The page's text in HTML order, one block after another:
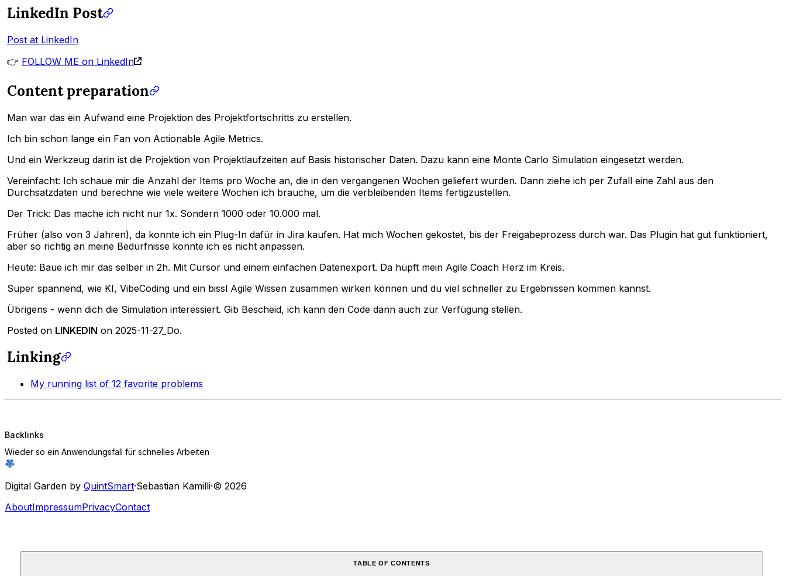
LinkedIn Post
Post at LinkedIn
👉 FOLLOW ME on LinkedIn
Content preparation
Man war das ein Aufwand eine Projektion des Projektfortschritts zu erstellen.
Ich bin schon lange ein Fan von Actionable Agile Metrics.
Und ein Werkzeug darin ist die Projektion von Projektlaufzeiten auf Basis historischer Daten. Dazu kann eine Monte Carlo Simulation eingesetzt werden.
Vereinfacht: Ich schaue mir die Anzahl der Items pro Woche an, die in den vergangenen Wochen geliefert wurden. Dann ziehe ich per Zufall eine Zahl aus den
Durchsatzdaten und berechne wie viele weitere Wochen ich brauche, um die verbleibenden Items fertigzustellen.
Der Trick: Das mache ich nicht nur 1x. Sondern 1000 oder 10.000 mal.
Früher (also von 3 Jahren), da konnte ich ein Plug-In dafür in Jira kaufen. Hat mich Wochen gekostet, bis der Freigabeprozess durch war. Das Plugin hat gut funktioniert,
aber so richtig an meine Bedürfnisse konnte ich es nicht anpassen.
Heute: Baue ich mir das selber in 2h. Mit Cursor und einem einfachen Datenexport. Da hüpft mein Agile Coach Herz im Kreis.
Super spannend, wie KI, VibeCoding und ein bissl Agile Wissen zusammen wirken können und du viel schneller zu Ergebnissen kommen kannst.
Übrigens - wenn dich die Simulation interessiert. Gib Bescheid, ich kann den Code dann auch zur Verfügung stellen.
Posted on LINKEDIN on 2025-11-27_Do.
Linking
My running list of 12 favorite problems
Backlinks
Wieder so ein Anwendungsfall für schnelles Arbeiten
Digital Garden by QuintSmart·Sebastian Kamilli·© 2026
AboutImpressumPrivacyContact
TABLE OF CONTENTS